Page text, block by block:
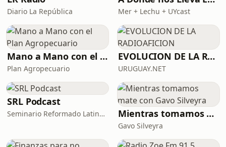
Diario La República Mer + Lechu + UYcast
Mano a Mano con el Plan Agropecuario
Plan Agropecuario
EVOLUCION DE LA RADIOAFICION
URUGUAY.NET
SRL Podcast
Seminario Reformado Latinoamericano Mientras tomamos mate con Gavo Silveyra
Gavo Silveyra